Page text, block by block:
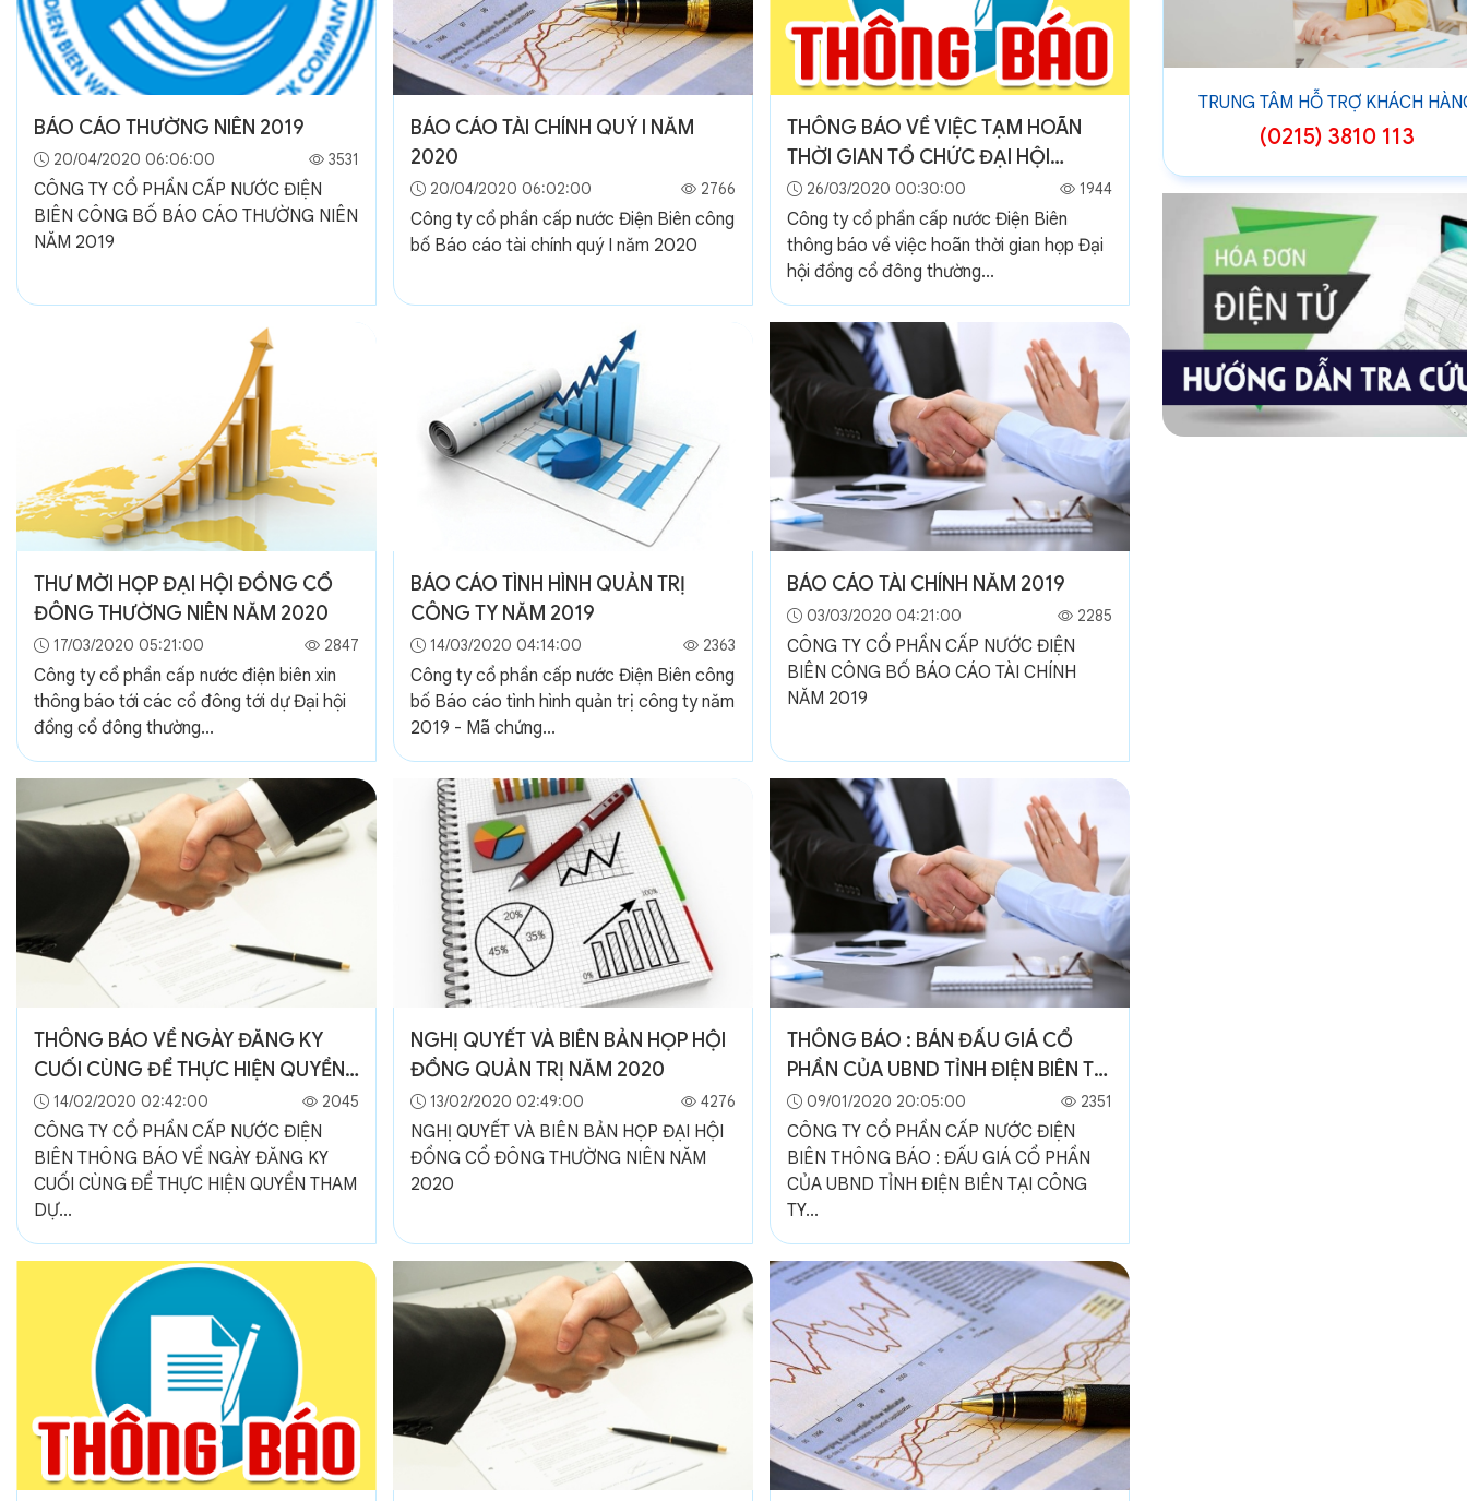
BÁO CÁO THƯỜNG NIÊN 2019
20/04/2020 06:06:00 3531
CÔNG TY CỔ PHẦN CẤP NƯỚC ĐIỆN
BIÊN CÔNG BỐ BÁO CÁO THƯỜNG NIÊN
NĂM 2019
BÁO CÁO TÀI CHÍNH QUÝ I NĂM
2020
20/04/2020 06:02:00 2766
Công ty cổ phần cấp nước Điện Biên công
bố Báo cáo tài chính quý I năm 2020
THÔNG BÁO VỀ VIỆC TẠM HOÃN
THỜI GIAN TỔ CHỨC ĐẠI HỘI
ĐỒNG CỔ ĐÔNG THƯỜNG NIÊN
NĂM 2020
26/03/2020 00:30:00 1944
Công ty cổ phần cấp nước Điện Biên
thông báo về việc hoãn thời gian họp Đại
hội đồng cổ đông thường...
THƯ MỜI HỌP ĐẠI HỘI ĐỒNG CỔ
ĐÔNG THƯỜNG NIÊN NĂM 2020
17/03/2020 05:21:00 2847
Công ty cổ phần cấp nước điện biên xin
thông báo tới các cổ đông tới dự Đại hội
đồng cổ đông thường...
BÁO CÁO TÌNH HÌNH QUẢN TRỊ
CÔNG TY NĂM 2019
14/03/2020 04:14:00 2363
Công ty cổ phần cấp nước Điện Biên công
bố Báo cáo tình hình quản trị công ty năm
2019 - Mã chứng...
BÁO CÁO TÀI CHÍNH NĂM 2019
03/03/2020 04:21:00 2285
CÔNG TY CỔ PHẦN CẤP NƯỚC ĐIỆN
BIÊN CÔNG BỐ BÁO CÁO TÀI CHÍNH
NĂM 2019
THÔNG BÁO VỀ NGÀY ĐĂNG KY
CUỐI CÙNG ĐỂ THỰC HIỆN QUYỀN
THAM DỰ ĐHĐ CỔ ĐÔNG THƯỜNG
NIÊN NĂM 2020
14/02/2020 02:42:00 2045
CÔNG TY CỔ PHẦN CẤP NƯỚC ĐIỆN
BIÊN THÔNG BÁO VỀ NGÀY ĐĂNG KY
CUỐI CÙNG ĐỂ THỰC HIỆN QUYỀN THAM
DỰ...
NGHỊ QUYẾT VÀ BIÊN BẢN HỌP HỘI
ĐỒNG QUẢN TRỊ NĂM 2020
13/02/2020 02:49:00 4276
NGHỊ QUYẾT VÀ BIÊN BẢN HỌP ĐẠI HỘI
ĐỒNG CỔ ĐÔNG THƯỜNG NIÊN NĂM
2020
THÔNG BÁO : BÁN ĐẤU GIÁ CỔ
PHẦN CỦA UBND TỈNH ĐIỆN BIÊN TẠI
CTY CỔ PHẦN CẤP NƯỚC ĐIỆN BIÊN
09/01/2020 20:05:00 2351
CÔNG TY CỔ PHẦN CẤP NƯỚC ĐIỆN
BIÊN THÔNG BÁO : ĐẤU GIÁ CỔ PHẦN
CỦA UBND TỈNH ĐIỆN BIÊN TẠI CÔNG
TY...
TRUNG TÂM HỖ TRỢ KHÁCH
(0215) 3810 113